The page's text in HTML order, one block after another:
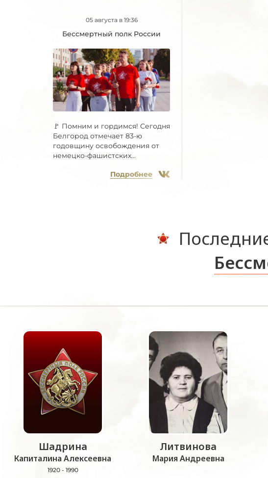
05 августа в 19:36
Бессмертный полк России
🚩 Помним и гордимся! Сегодня
Белгород отмечает 83-ю
годовщину освобождения от
немецко-фашистских...
Подробнее
Шадрина
Капиталина Алексеевна
1920 - 1990
Литвинова
Мария Андреевна